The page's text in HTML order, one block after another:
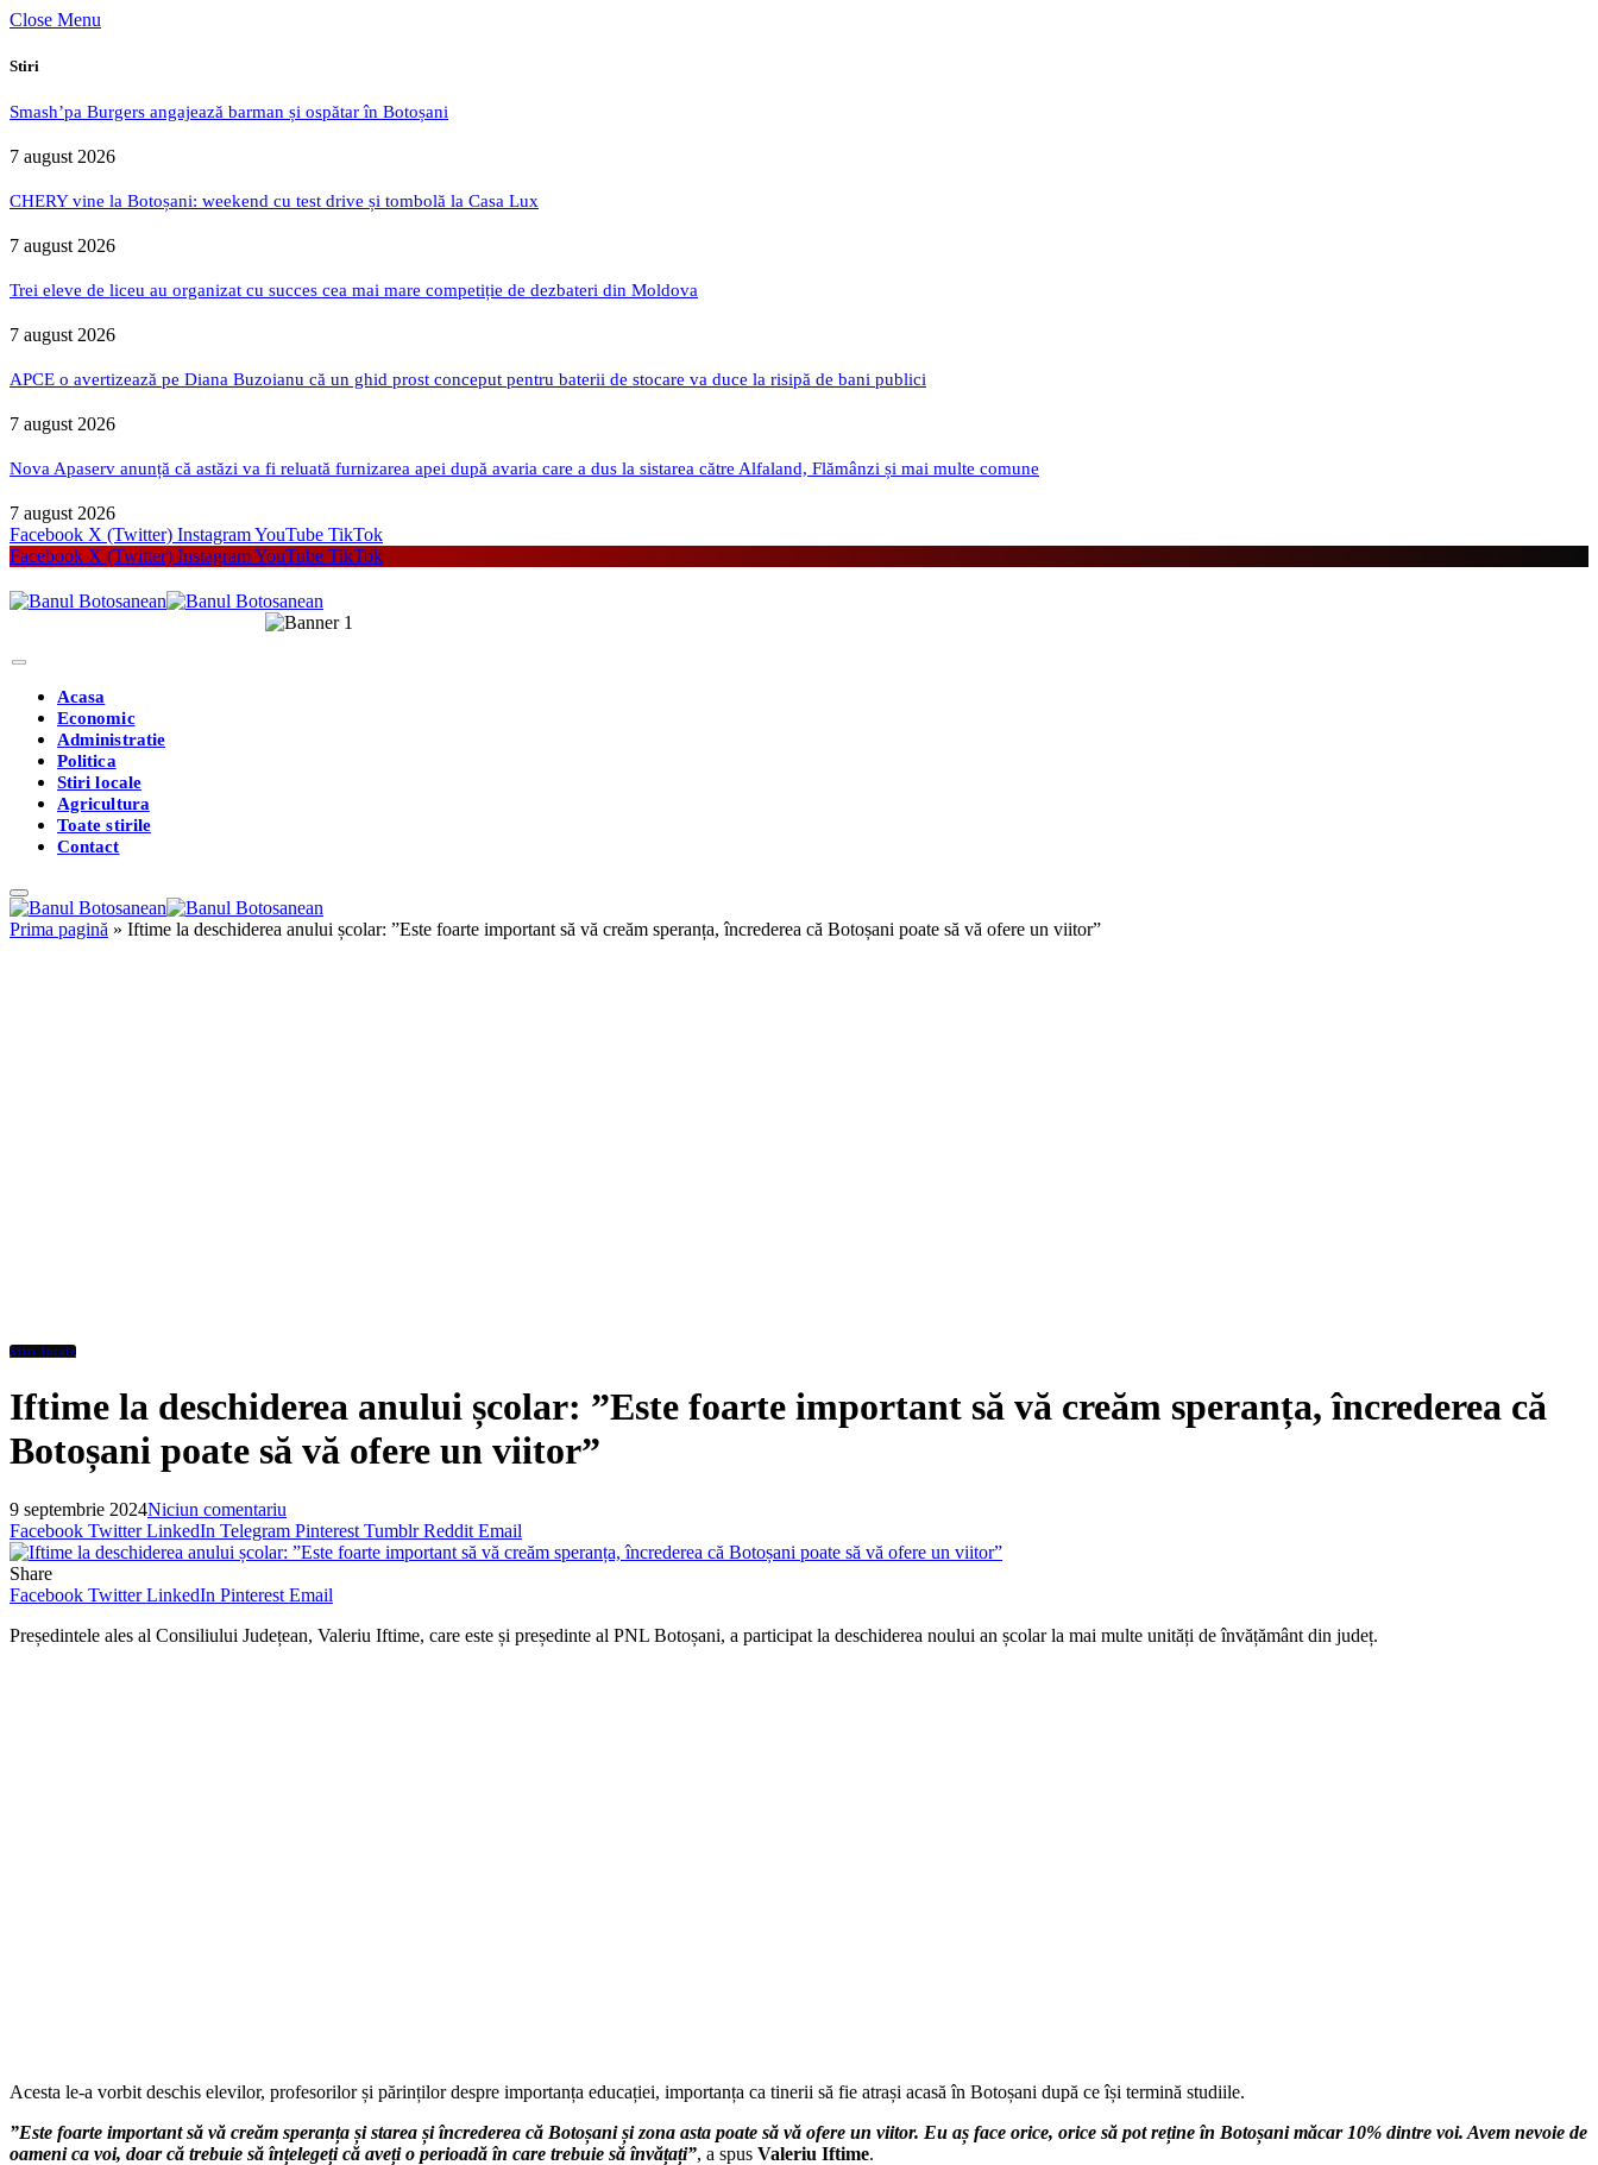
Close Menu
Stiri
Smash’pa Burgers angajează barman și ospătar în Botoșani
7 august 2026
CHERY vine la Botoșani: weekend cu test drive și tombolă la Casa Lux
7 august 2026
Trei eleve de liceu au organizat cu succes cea mai mare competiție de dezbateri din Moldova
7 august 2026
APCE o avertizează pe Diana Buzoianu că un ghid prost conceput pentru baterii de stocare va duce la risipă de bani publici
7 august 2026
Nova Apaserv anunță că astăzi va fi reluată furnizarea apei după avaria care a dus la sistarea către Alfaland, Flămânzi și mai multe comune
7 august 2026
Facebook X (Twitter) InstagramYouTube TikTok
Facebook X (Twitter) InstagramYouTube TikTok
Acasa
Economic
Administratie
Politica
Stiri locale
Agricultura
Toate stirile
Contact
Prima pagină » Iftime la deschiderea anului școlar: ”Este foarte important să vă creăm speranța, încrederea că Botoșani poate să vă ofere un viitor”
Stiri locale
Iftime la deschiderea anului școlar: ”Este foarte important să vă creăm speranța, încrederea că
Botoșani poate să vă ofere un viitor”
9 septembrie 2024Niciun comentariu
Facebook Twitter LinkedIn Telegram Pinterest Tumblr Reddit Email
Share
Facebook Twitter LinkedIn Pinterest Email
Președintele ales al Consiliului Județean, Valeriu Iftime, care este și președinte al PNL Botoșani, a participat la deschiderea noului an școlar la mai multe unități de învățământ din județ.
Acesta le-a vorbit deschis elevilor, profesorilor și părinților despre importanța educației, importanța ca tinerii să fie atrași acasă în Botoșani după ce își termină studiile.
”Este foarte important să vă creăm speranța și starea și încrederea că Botoșani și zona asta poate să vă ofere un viitor. Eu aș face orice, orice să pot reține în Botoșani măcar 10% dintre voi. Avem nevoie de
oameni ca voi, doar că trebuie să înțelegeți că aveți o perioadă în care trebuie să învățați”, a spus Valeriu Iftime.